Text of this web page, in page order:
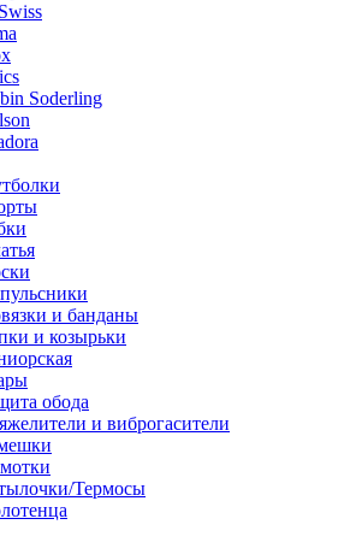
Soderling
и банданы
и козырьки
обода
и виброгасители
Термосы